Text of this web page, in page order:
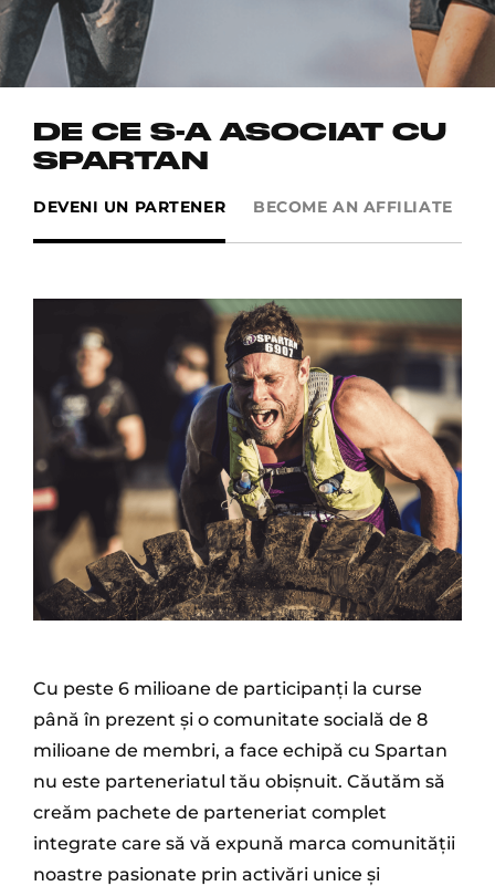
DE CE S-A ASOCIAT CU
SPARTAN
DEVENI UN PARTENER BECOME AN AFFILIATE
Cu peste 6 milioane de participanți la curse
până în prezent și o comunitate socială de 8
milioane de membri, a face echipă cu Spartan
nu este parteneriatul tău obișnuit. Căutăm să
creăm pachete de parteneriat complet
integrate care să vă expună marca comunității
noastre pasionate prin activări unice și